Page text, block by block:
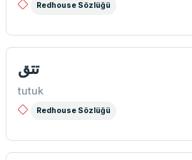
Redhouse Sözlüğü
تتق
tutuk
Redhouse Sözlüğü